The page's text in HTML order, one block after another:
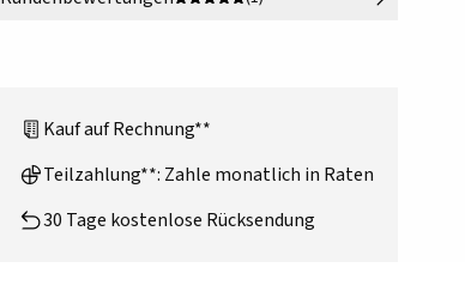
Kauf auf Rechnung**
Teilzahlung**: Zahle monatlich in Raten
30 Tage kostenlose Rücksendung